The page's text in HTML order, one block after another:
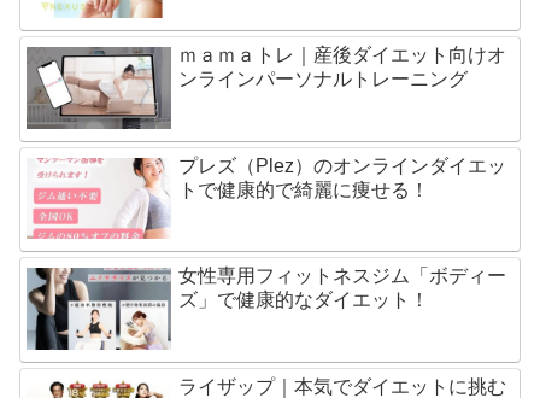
ｍａｍａトレ｜産後ダイエット向けオ
ンラインパーソナルトレーニング
プレズ（Plez）のオンラインダイエッ
トで健康的で綺麗に痩せる！
女性専用フィットネスジム「ボディー
ズ」で健康的なダイエット！
ライザップ｜本気でダイエットに挑む